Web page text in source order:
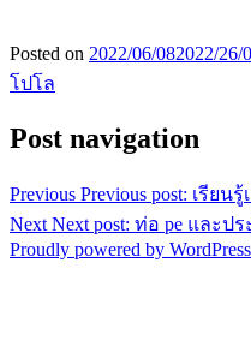
Posted on 2022/06/082022/26/
โปโล
Post navigation
Previous Previous post: เรียน
Next Next post: ท่อ pe และป
Proudly powered by WordPress